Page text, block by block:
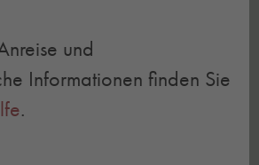
und
Informationen finden Sie
.